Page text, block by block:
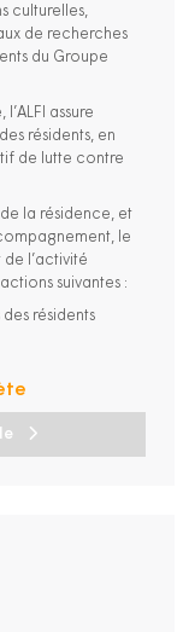
culturelles,
de recherches
du Groupe
assure
résidents, en
de lutte contre
la résidence, et
le
l’activité
suivantes :
résidents